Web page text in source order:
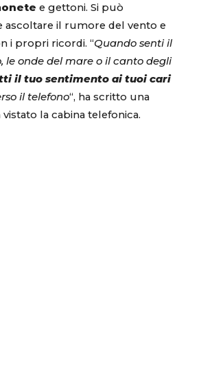
e gettoni. Si può
ascoltare il rumore del vento e
i propri ricordi. “Quando senti il
le onde del mare o il canto degli
il tuo sentimento ai tuoi cari
il telefono“, ha scritto una
la cabina telefonica.